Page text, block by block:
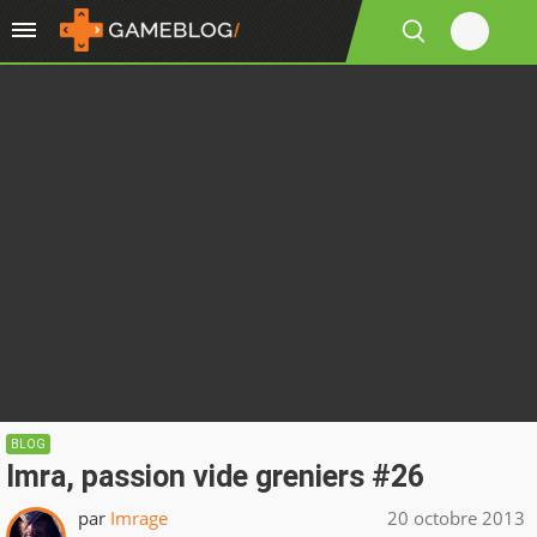
BLOG
Imra, passion vide greniers #26
par Imrage 20 octobre 2013